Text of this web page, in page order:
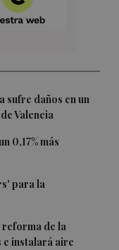
sufre daños en un
Valencia
0,17% más
para la
reforma de la
instalará aire